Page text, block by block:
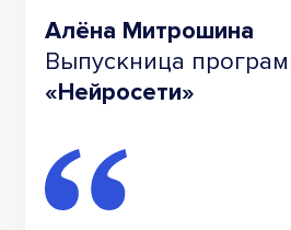
Алёна Митрошина
Выпускница
«Нейросети»